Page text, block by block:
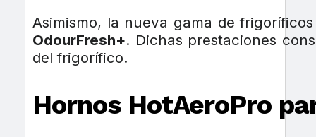
Asimismo, la nueva gama de
OdourFresh+. Dichas prestaciones
del frigorífico.
Hornos HotAeroPro